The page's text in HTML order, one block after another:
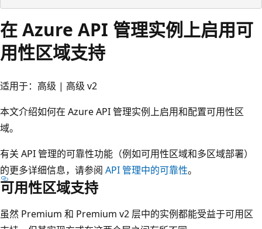
在 Azure API 管理实例上启用可
用性区域支持
适用于：高级 | 高级 v2
本文介绍如何在 Azure API 管理实例上启用和配置可用性区
域。
有关 API 管理的可靠性功能（例如可用性区域和多区域部署）
的更多详细信息，请参阅 API 管理中的可靠性。
可用性区域支持
虽然 Premium 和 Premium v2 层中的实例都能受益于可用区